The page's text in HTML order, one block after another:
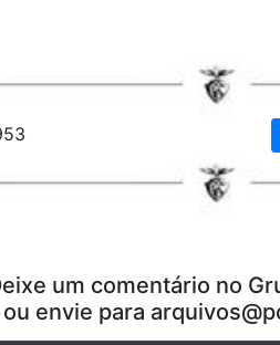
um comentário no
ou envie para